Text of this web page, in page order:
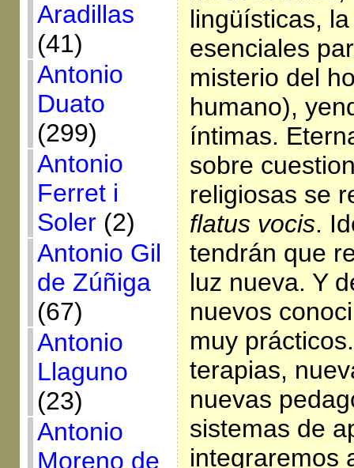
Aradillas
(41)
Antonio
Duato
(299)
Antonio
Ferret i
Soler(2)
Antonio Gil
de Zúñiga
(67)
Antonio
Llaguno
(23)
Antonio
Moreno de
lingüísticas,
esenciales
misterio del
humano),
íntimas.
sobre
religiosas se
flatus vocis.
tendrán que
luz nueva. Y
nuevos
muy
terapias,
nuevas
sistemas de
integraremos